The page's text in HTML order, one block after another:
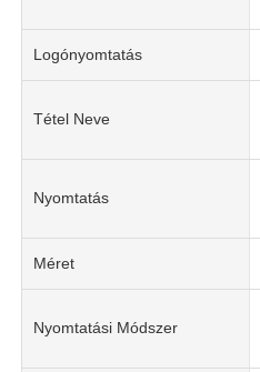
Logónyomtatás
Tétel Neve
Nyomtatás
Méret
Nyomtatási Módszer